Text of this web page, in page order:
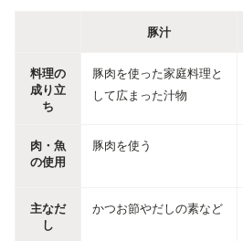
豚汁
料理の
成り立
ち
豚肉を使った家庭料理と
して広まった汁物
肉・魚
の使用
豚肉を使う
主なだ
し
かつお節やだしの素など